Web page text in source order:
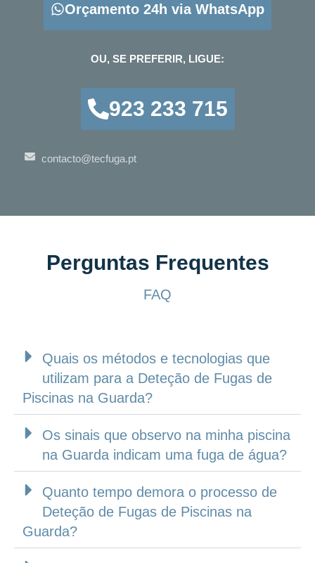
Orçamento 24h via WhatsApp
OU, SE PREFERIR, LIGUE:
923 233 715
contacto@tecfuga.pt
Perguntas Frequentes
FAQ
Quais os métodos e tecnologias que
utilizam para a Deteção de Fugas de
Piscinas na Guarda?
Os sinais que observo na minha piscina
na Guarda indicam uma fuga de água?
Quanto tempo demora o processo de
Deteção de Fugas de Piscinas na
Guarda?